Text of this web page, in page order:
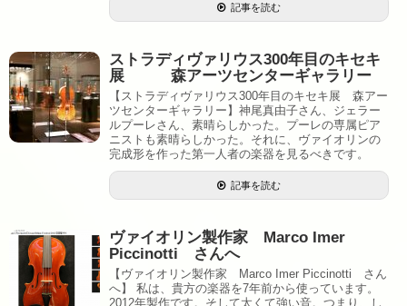
記事を読む
ストラディヴァリウス300年目のキセキ
展 森アーツセンターギャラリー
【ストラディヴァリウス300年目のキセキ展 森アー
ツセンターギャラリー】神尾真由子さん、ジェラー
ルプーレさん、素晴らしかった。プーレの専属ピア
ニストも素晴らしかった。それに、ヴァイオリンの
完成形を作った第一人者の楽器を見るべきです。
記事を読む
ヴァイオリン製作家 Marco Imer
Piccinotti さんへ
【ヴァイオリン製作家 Marco Imer Piccinotti さん
へ】 私は、貴方の楽器を7年前から使っています。
2012年製作です。そして太くて強い音。つまり、し